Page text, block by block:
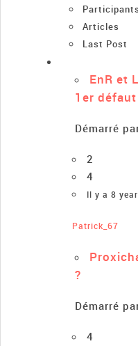
Participants
Articles
Last Post
EnR et
1er
Démarré
2
4
Il y a 8
Patrick_67
?
Démarré
4